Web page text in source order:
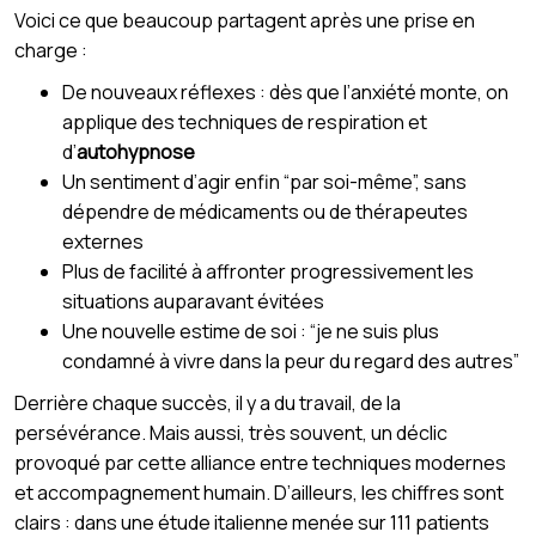
Voici ce que beaucoup partagent après une prise en
charge :
De nouveaux réflexes : dès que l’anxiété monte, on
applique des techniques de respiration et
d’autohypnose
Un sentiment d’agir enfin “par soi-même”, sans
dépendre de médicaments ou de thérapeutes
externes
Plus de facilité à affronter progressivement les
situations auparavant évitées
Une nouvelle estime de soi : “je ne suis plus
condamné à vivre dans la peur du regard des autres”
Derrière chaque succès, il y a du travail, de la
persévérance. Mais aussi, très souvent, un déclic
provoqué par cette alliance entre techniques modernes
et accompagnement humain. D’ailleurs, les chiffres sont
clairs : dans une étude italienne menée sur 111 patients